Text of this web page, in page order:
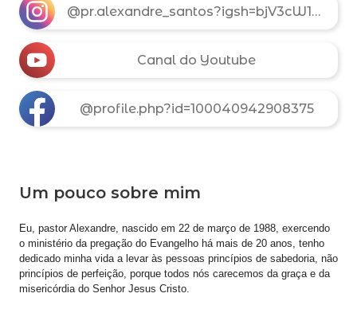
@pr.alexandre_santos?igsh=bjV3cW1zYm1pNzE4
Canal do Youtube
@profile.php?id=100040942908375
Um pouco sobre mim
Eu, pastor Alexandre, nascido em 22 de março de 1988, exercendo
o ministério da pregação do Evangelho há mais de 20 anos, tenho
dedicado minha vida a levar às pessoas princípios de sabedoria, não
princípios de perfeição, porque todos nós carecemos da graça e da
misericórdia do Senhor Jesus Cristo.